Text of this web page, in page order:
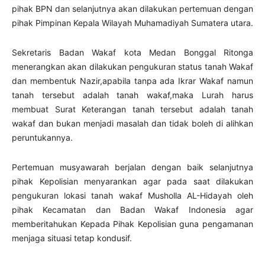
pihak BPN dan selanjutnya akan dilakukan pertemuan dengan
pihak Pimpinan Kepala Wilayah Muhamadiyah Sumatera utara.
Sekretaris Badan Wakaf kota Medan Bonggal Ritonga
menerangkan akan dilakukan pengukuran status tanah Wakaf
dan membentuk Nazir,apabila tanpa ada Ikrar Wakaf namun
tanah tersebut adalah tanah wakaf,maka Lurah harus
membuat Surat Keterangan tanah tersebut adalah tanah
wakaf dan bukan menjadi masalah dan tidak boleh di alihkan
peruntukannya.
Pertemuan musyawarah berjalan dengan baik selanjutnya
pihak Kepolisian menyarankan agar pada saat dilakukan
pengukuran lokasi tanah wakaf Musholla AL-Hidayah oleh
pihak Kecamatan dan Badan Wakaf Indonesia agar
memberitahukan Kepada Pihak Kepolisian guna pengamanan
menjaga situasi tetap kondusif.